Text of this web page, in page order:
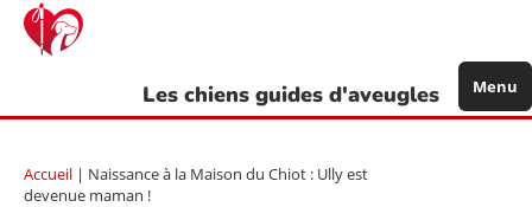
Aller
contenu
Les chiens guides d'aveugles Menu
Accueil | Naissance à la Maison du Chiot : Ully est
devenue maman !